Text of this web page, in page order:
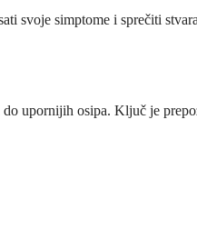
svoje simptome i sprečiti
upornijih osipa. Ključ je